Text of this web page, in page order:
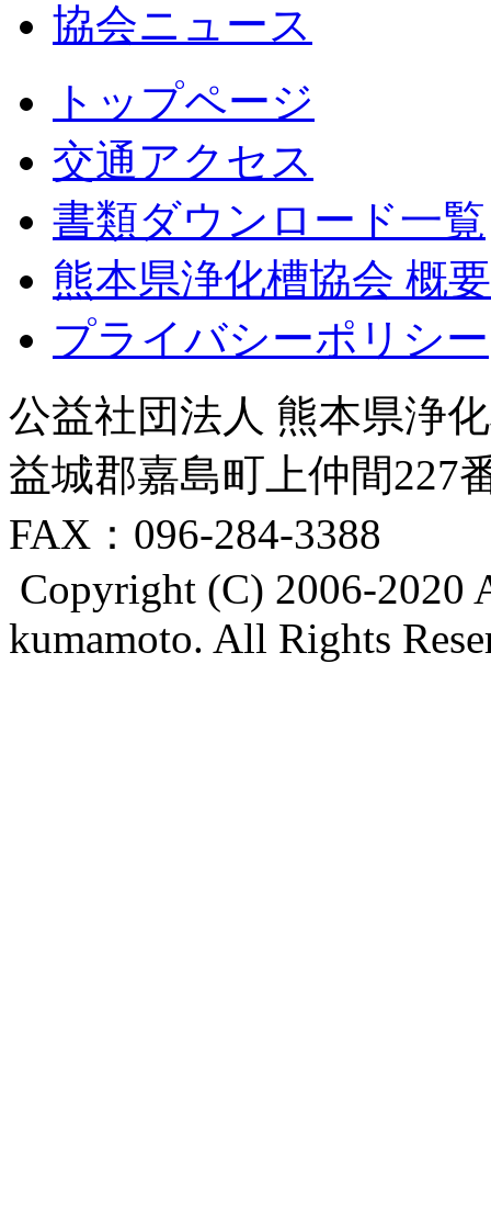
協会ニュース
トップページ
交通アクセス
書類ダウンロード一覧
熊本県浄化槽協会 概要
プライバシーポリシー
公益社団法人 熊本県浄
益城郡嘉島町上仲間
FAX：096-284-3388
Copyright (C) 2006-2020
kumamoto. All Rights